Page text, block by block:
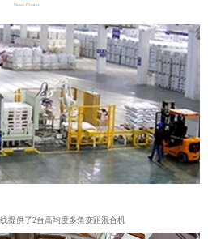
News Center
提供了2台高均度多角变距混合机